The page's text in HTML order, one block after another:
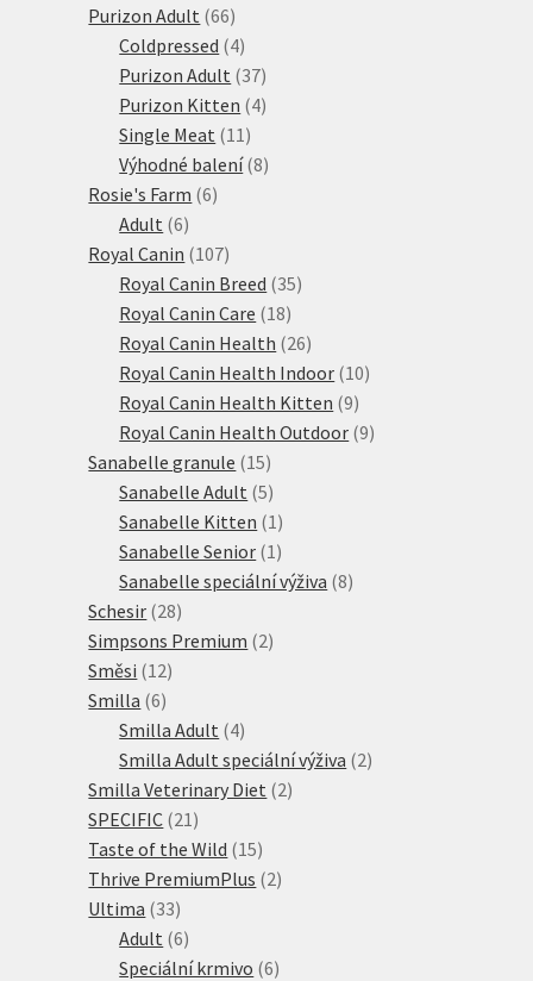
Purizon Adult 6666
produktů
Coldpressed 44
produkty
Purizon Adult 3737
produktů
Purizon Kitten 44
Single Meat 11 11
produktů
Výhodné balení 88
Rosie's Farm 66
Adult 66
produktů
Royal Canin 107107
produktů
Royal Canin Breed 3535
Royal Canin Care 1818
produktů
Royal Canin Health 2626
produktů
Royal Canin Health Indoor 1010
Royal Canin Health Kitten 99
produktů
Royal Canin Health Outdoor 99
Sanabelle granule 1515
produktů
Sanabelle Adult 55
produktů
Sanabelle Kitten 1 1
produkt
Sanabelle Senior 1 1
produkt
Sanabelle speciální výživa 88
Schesir 2828
produktů
Simpsons Premium 22
Směsi 1212
Smilla 66
produktů
Smilla Adult 44
produkty
Smilla Adult speciální výživa 22
Smilla Veterinary Diet 22
SPECIFIC 21 21
produktů
Taste of the Wild 1515
produktů
Thrive PremiumPlus 22
Ultima 3333
produktů
Adult 66
produktů
Speciální krmivo 66